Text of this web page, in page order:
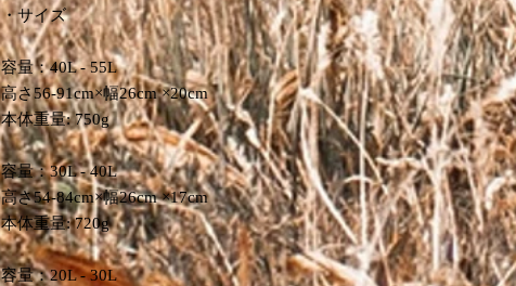
・サイズ
容量：40L - 55L
高さ56-91cm×幅26cm ×20cm
本体重量: 750g
容量：30L - 40L
高さ54-84cm×幅26cm ×17cm
本体重量: 720g
容量：20L - 30L